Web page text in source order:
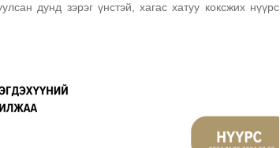
дунд зэрэг үнстэй, хагас хатуу коксжих нүүрс